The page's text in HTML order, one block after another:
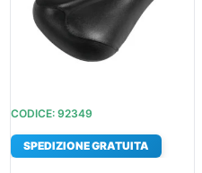
CODICE: 92349
SPEDIZIONE GRATUITA